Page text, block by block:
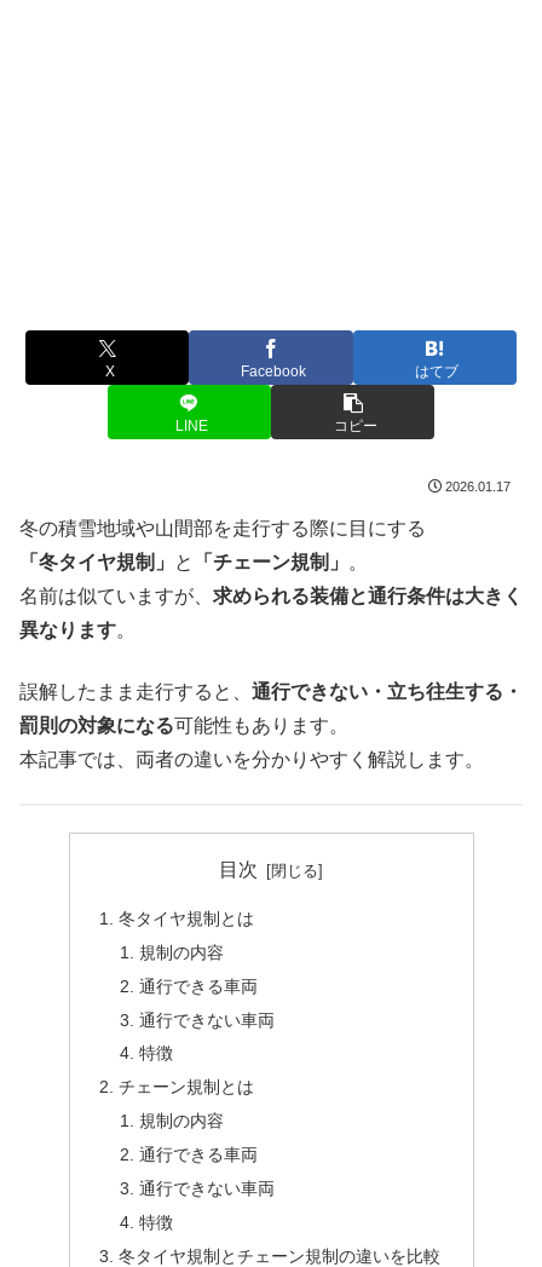
X Facebook はてブ
LINE コピー
2026.01.17
冬の積雪地域や山間部を走行する際に目にする
「冬タイヤ規制」
と 「チェーン規制」
。
名前は似ていますが、 求められる装備と通行条件は大きく
異なります。
誤解したまま走行すると、 通行できない・立ち往生する・
罰則の対象になる可能性もあります。
本記事では、両者の違いを分かりやすく解説します。
目次
冬タイヤ規制とは
規制の内容
通行できる車両
通行できない車両
特徴
チェーン規制とは
規制の内容
通行できる車両
通行できない車両
特徴
冬タイヤ規制とチェーン規制の違いを比較